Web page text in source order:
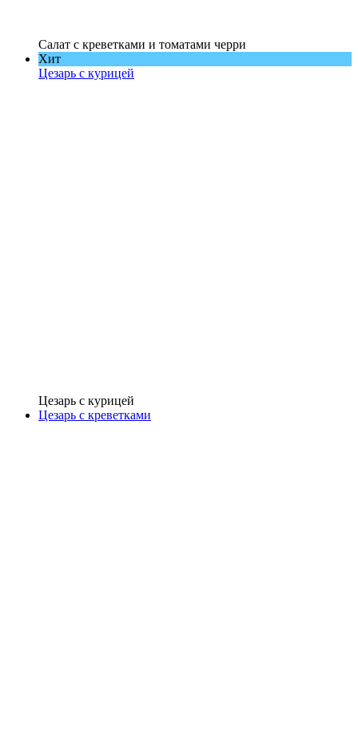
Салат с креветками и томатами черри
Хит
Цезарь с курицей
Цезарь с курицей
Цезарь с креветками